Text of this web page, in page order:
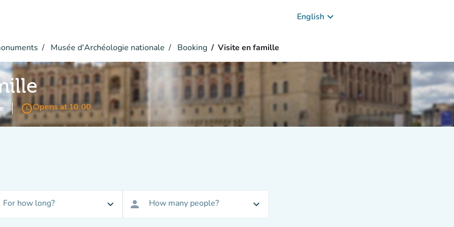
English keyboard_arrow_down
Musée d'Archéologie nationale Booking Visite en famille
access_timeOpens at 10:00
For how long? expand_more person How many people? expand_more